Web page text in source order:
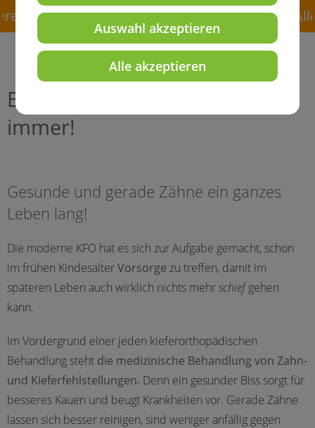
Auswahl akzeptieren
Alle akzeptieren
geänderten Öffnungszeiten in den Ferien.
Ein strahlendes Lächeln - für
immer!
Gesunde und gerade Zähne ein ganzes
Leben lang!
Die moderne KFO hat es sich zur Aufgabe gemacht, schon
im frühen KindesalterVorsorge zu treffen, damit im
späteren Leben auch wirklich nichts mehrschiefgehen
kann.
Im Vordergrund einer jeden kieferorthopädischen
Behandlung steht die medizinische Behandlung von Zahn-
und Kieferfehlstellungen. Denn ein gesunder Biss sorgt für
besseres Kauen und beugt Krankheiten vor. Gerade Zähne
lassen sich besser reinigen, sind weniger anfällig gegen